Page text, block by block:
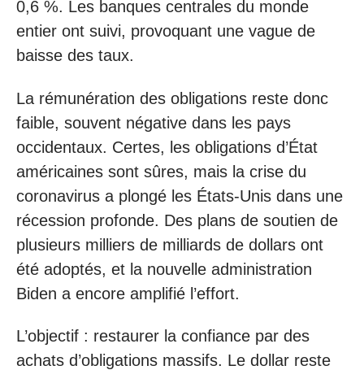
0,6 %. Les banques centrales du monde
entier ont suivi, provoquant une vague de
baisse des taux.
La rémunération des obligations reste donc
faible, souvent négative dans les pays
occidentaux. Certes, les obligations d’État
américaines sont sûres, mais la crise du
coronavirus a plongé les États-Unis dans une
récession profonde. Des plans de soutien de
plusieurs milliers de milliards de dollars ont
été adoptés, et la nouvelle administration
Biden a encore amplifié l’effort.
L’objectif : restaurer la confiance par des
achats d’obligations massifs. Le dollar reste